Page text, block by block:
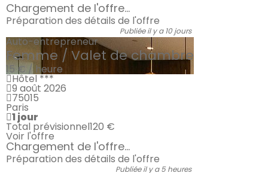
Chargement de l'offre...
Préparation des détails de l'offre
Publiée il y a 10 jours
Auto-entrepreneur
Femme / Valet de chambre
15 € / heure
Hôtel ***
9 août 2026
75015
Paris
1 jour
Total prévisionnel120 €
Voir l'offre
Chargement de l'offre...
Préparation des détails de l'offre
Publiée il y a 5 heures